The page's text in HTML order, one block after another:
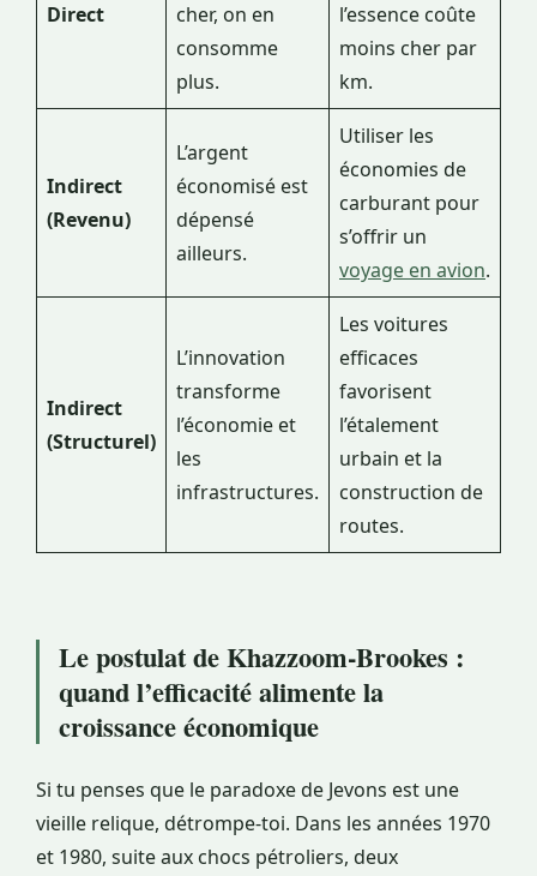
Direct
cher, on en
consomme
plus.
l’essence coûte
moins cher par
km.
Indirect
(Revenu)
L’argent
économisé est
dépensé
ailleurs.
Utiliser les
économies de
carburant pour
s’offrir un
voyage en avion.
Indirect
(Structurel)
L’innovation
transforme
l’économie et
les
infrastructures.
Les voitures
efficaces
favorisent
l’étalement
urbain et la
construction de
routes.
Le postulat de Khazzoom-Brookes :
quand l’efficacité alimente la
croissance économique
Si tu penses que le paradoxe de Jevons est une
vieille relique, détrompe-toi. Dans les années 1970
et 1980, suite aux chocs pétroliers, deux